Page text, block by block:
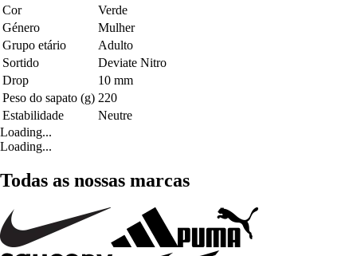
Cor
Verde
Género
Mulher
Grupo etário
Adulto
Sortido
Deviate Nitro
Drop
10 mm
Peso do sapato (g) 220
Estabilidade
Neutre
Loading...
Loading...
Todas as nossas marcas